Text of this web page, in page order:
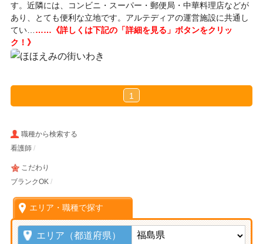
す。近隣には、コンビニ・スーパー・郵便局・中華料理店などが
あり、とても便利な立地です。アルテディアの運営施設に共通し
てい… ……《詳しくは下記の「詳細を見る」ボタンをクリッ
ク！》
1
職種から検索する
看護師
こだわり
ブランクOK
エリア・職種で探す
エリア（都道府県）